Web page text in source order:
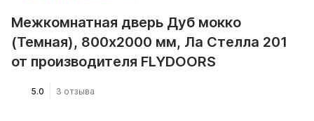
Межкомнатная дверь Дуб мокко
(Темная), 800x2000 мм, Ла Стелла 201
от производителя FLYDOORS
5.0 3 отзыва